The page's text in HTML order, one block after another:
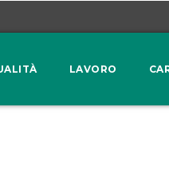
LAVORO